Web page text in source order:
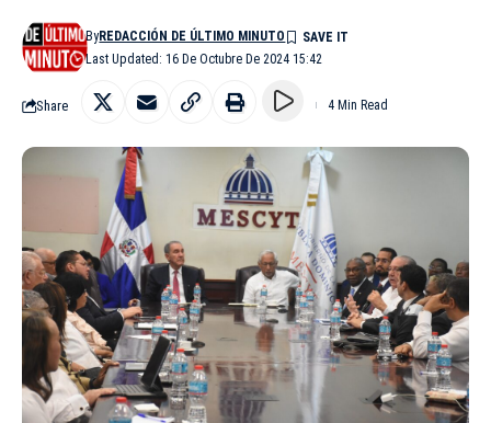
Last Updated: 16 De Octubre De 2024 15:42
ByREDACCIÓN DE ÚLTIMO MINUTO
Share 4 Min Read